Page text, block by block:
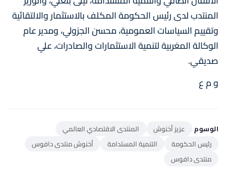
المنتدب لدى رئيس الحكومة المكلف بالاستثمار والالتقائية
وتقييم السياسات العمومية، محسن الجزولي، ومدير عام
الوكالة المغربية لتنمية الاستثمارات والصادرات، علي
صديقي.
و م ع
الوسوم عزيز أخنوش
المنتدى الاقتصادي العالمي
رئيس الحكومة
التنمية المستدامة
أخنوش منتدى دافوس
منتدى دافوس